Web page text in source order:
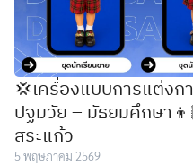
💢เครื่องแบบการแต่งก
ปฐมวัย – มัธยมศึกษา
สระแก้ว
5 พฤษภาคม 2569